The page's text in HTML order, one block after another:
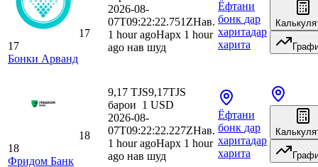
17
17
Бонки Арванд
2026-08-
07T09:22:22.751ZНав.
1 hour agoНарх 1 hour
ago нав шуд
Ёфтани
бонк дар
харитадар
харита
18
18
Фридом Банк
9,17 TJS9,17TJS
барои 1 USD
2026-08-
07T09:22:22.227ZНав.
1 hour agoНарх 1 hour
ago нав шуд
Ёфтани
бонк дар
харитадар
харита